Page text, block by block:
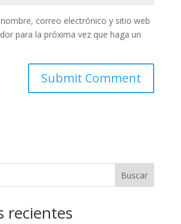
correo electrónico y sitio web
para la próxima vez que haga un
Buscar
recientes